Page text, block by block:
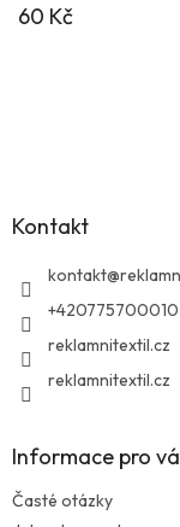
60 Kč
Kontakt
kontakt@
+420775700010
reklamnitextil.cz
reklamnitextil.cz
Informace pro
Časté otázky